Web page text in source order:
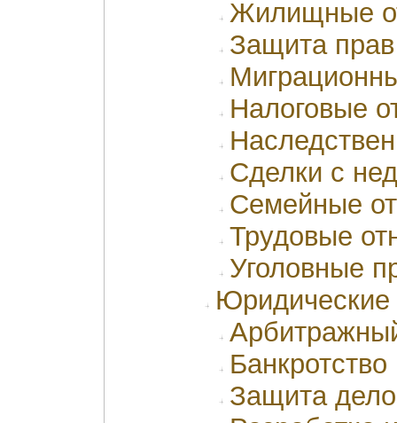
Жилищные
Защита
Налоговые
Сделки с
Семейные
Трудовые
Уголовные
Юридические
Банкротство
Защита